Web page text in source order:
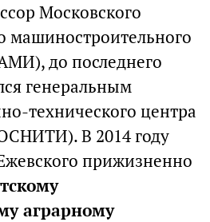
Московского
машиностроительного
до последнего
генеральным
технического центра
В 2014 году
прижизненно
аграрному